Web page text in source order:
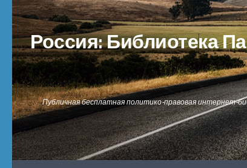
Перейти к содержимому
Россия: Библиотека
Публичная бесплатная политико-правовая интернет-